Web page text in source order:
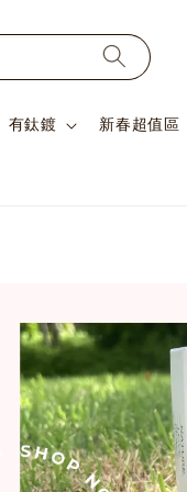
有鈦鍍 新春超值區